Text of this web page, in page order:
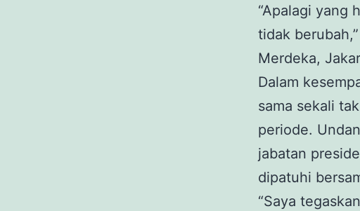
“Apalagi yang
tidak
Merdeka,
Dalam
sama sekali
periode.
jabatan
dipatuhi
“Saya